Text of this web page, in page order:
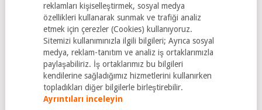
reklamları kişiselleştirmek, sosyal medya
özellikleri kullanarak sunmak ve trafiği analiz
etmek için çerezler (Cookies) kullanıyoruz.
Sitemizi kullanımınızla ilgili bilgileri; Ayrıca sosyal
medya, reklam-tanıtım ve analiz iş ortaklarımızla
paylaşabiliriz. İş ortaklarımız bu bilgileri
kendilerine sağladığımız hizmetlerini kullanırken
topladıkları diğer bilgilerle birleştirebilir.
Ayrıntıları inceleyin